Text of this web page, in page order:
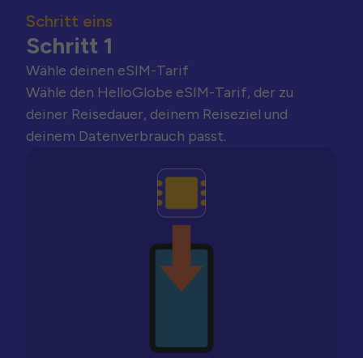
Schritt eins
Schritt 1
Wähle deinen eSIM-Tarif
Wähle den HelloGlobe eSIM-Tarif, der zu
deiner Reisedauer, deinem Reiseziel und
deinem Datenverbrauch passt.